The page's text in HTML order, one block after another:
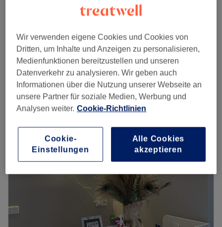
Gesichtsbehandlung - Luxus
Gesichtsbehandlung - Serum
30 Min.
20 €
Schnellansicht Saloninfos
Montag 10:00– 20:00
Dienstag
Donnerstag
10:00–20:00
Freitag
10:00–20:00
Samstag
10:00–20:00
Möchtest du dich mal wieder verwöhnen lassen? Dann
solltest du dir einen Besuch im Kosmetikstudio Beauty
Island in den Wilmersdorfer Arcaden im schönen Berlin
Wir verwenden eigene Cookies und Cookies von
Dritten, um Inhalte und Anzeigen zu personalisieren,
Medienfunktionen bereitzustellen und unseren
Datenverkehr zu analysieren. Wir geben auch
Informationen über die Nutzung unserer Webseite an
unsere Partner für soziale Medien, Werbung und
Analysen weiter. Cookie-Richtlinien
Cookie-
Einstellungen
Alle Cookies
akzeptieren